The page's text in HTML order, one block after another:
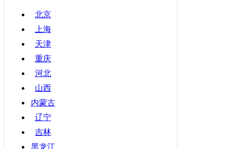
湖北
湖南
广东
广西
海南
四川
贵州
云南
西藏
陕西
橡塑机械
烟草机械
医疗设备
印刷机械
9月
10月
11月
12月
北京
上海
天津
重庆
河北
山西
内蒙古
辽宁
吉林
黑龙江